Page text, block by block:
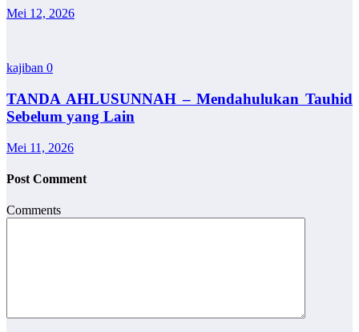
Mei 12, 2026
kajiban 0
TANDA AHLUSUNNAH – Mendahulukan Tauhid
Sebelum yang Lain
Mei 11, 2026
Post Comment
Comments